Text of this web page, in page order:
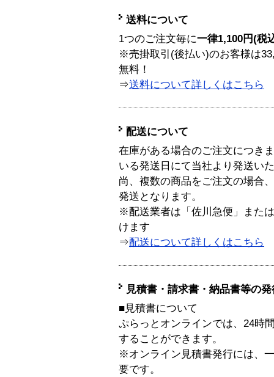
送料について
1つのご注文毎に一律1,100円(税
※売掛取引(後払い)のお客様は
無料！
⇒送料について詳しくはこちら
配送について
在庫がある場合のご注文につき
いる発送日にて当社より発送い
尚、複数の商品をご注文の場合
発送となります。
※配送業者は「佐川急便」また
けます
⇒配送について詳しくはこちら
見積書・請求書・納品書等の
■見積書について
ぷらっとオンラインでは、24時
することができます。
※オンライン見積書発行には、
要です。